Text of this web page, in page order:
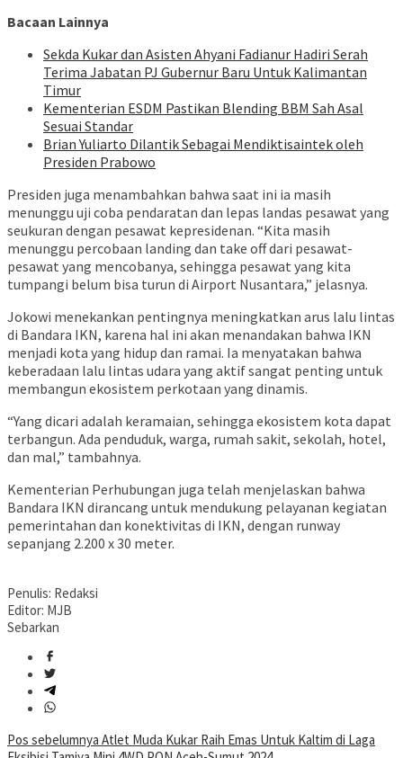
Bacaan Lainnya
Sekda Kukar dan Asisten Ahyani Fadianur Hadiri Serah
Terima Jabatan PJ Gubernur Baru Untuk Kalimantan
Timur
Kementerian ESDM Pastikan Blending BBM Sah Asal
Sesuai Standar
Brian Yuliarto Dilantik Sebagai Mendiktisaintek oleh
Presiden Prabowo
Presiden juga menambahkan bahwa saat ini ia masih
menunggu uji coba pendaratan dan lepas landas pesawat yang
seukuran dengan pesawat kepresidenan. “Kita masih
menunggu percobaan landing dan take off dari pesawat-
pesawat yang mencobanya, sehingga pesawat yang kita
tumpangi belum bisa turun di Airport Nusantara,” jelasnya.
Jokowi menekankan pentingnya meningkatkan arus lalu lintas
di Bandara IKN, karena hal ini akan menandakan bahwa IKN
menjadi kota yang hidup dan ramai. Ia menyatakan bahwa
keberadaan lalu lintas udara yang aktif sangat penting untuk
membangun ekosistem perkotaan yang dinamis.
“Yang dicari adalah keramaian, sehingga ekosistem kota dapat
terbangun. Ada penduduk, warga, rumah sakit, sekolah, hotel,
dan mal,” tambahnya.
Kementerian Perhubungan juga telah menjelaskan bahwa
Bandara IKN dirancang untuk mendukung pelayanan kegiatan
pemerintahan dan konektivitas di IKN, dengan runway
sepanjang 2.200 x 30 meter.
Penulis: Redaksi
Editor: MJB
Sebarkan
Navigasi
Pos sebelumnya Atlet Muda Kukar Raih Emas Untuk Kaltim di Laga